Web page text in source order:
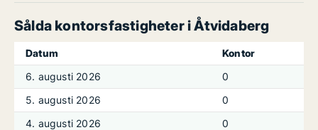
Sålda kontorsfastigheter i Åtvidaberg
Datum
Kontor
6. augusti 2026
0
5. augusti 2026
0
4. augusti 2026
0